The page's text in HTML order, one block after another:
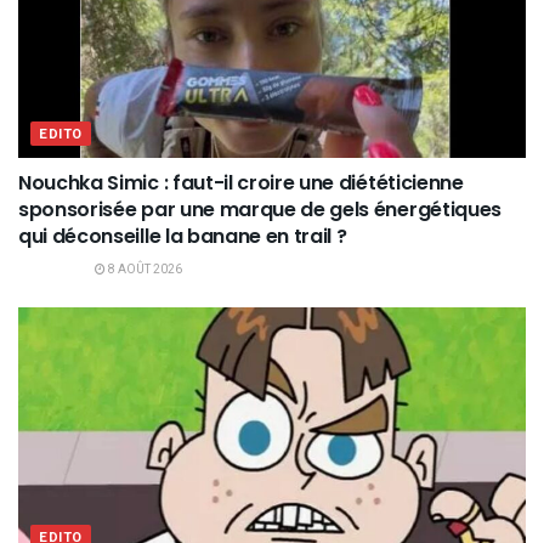
EDITO
Nouchka Simic : faut-il croire une diététicienne
sponsorisée par une marque de gels énergétiques
qui déconseille la banane en trail ?
8 AOÛT 2026
EDITO